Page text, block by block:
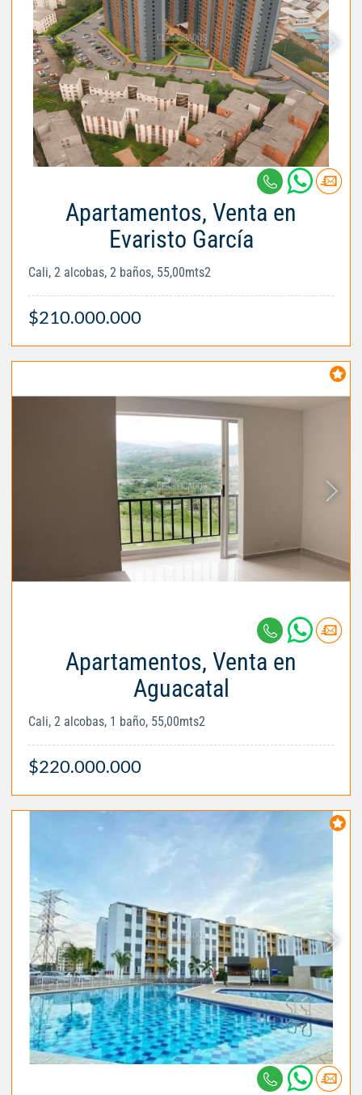
Apartamentos, Venta en
Evaristo García
Cali, 2 alcobas, 2 baños, 55,00mts2
$210.000.000
Apartamentos, Venta en
Aguacatal
Cali, 2 alcobas, 1 baño, 55,00mts2
$220.000.000